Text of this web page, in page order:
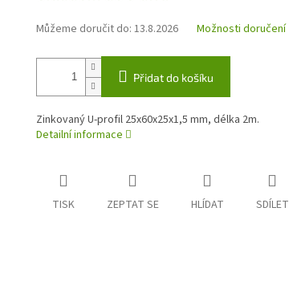
Můžeme doručit do: 13.8.2026 Možnosti doručení
Přidat do košíku
Zinkovaný U-profil 25x60x25x1,5 mm, délka 2m.
Detailní informace
TISK ZEPTAT SE HLÍDAT SDÍLET